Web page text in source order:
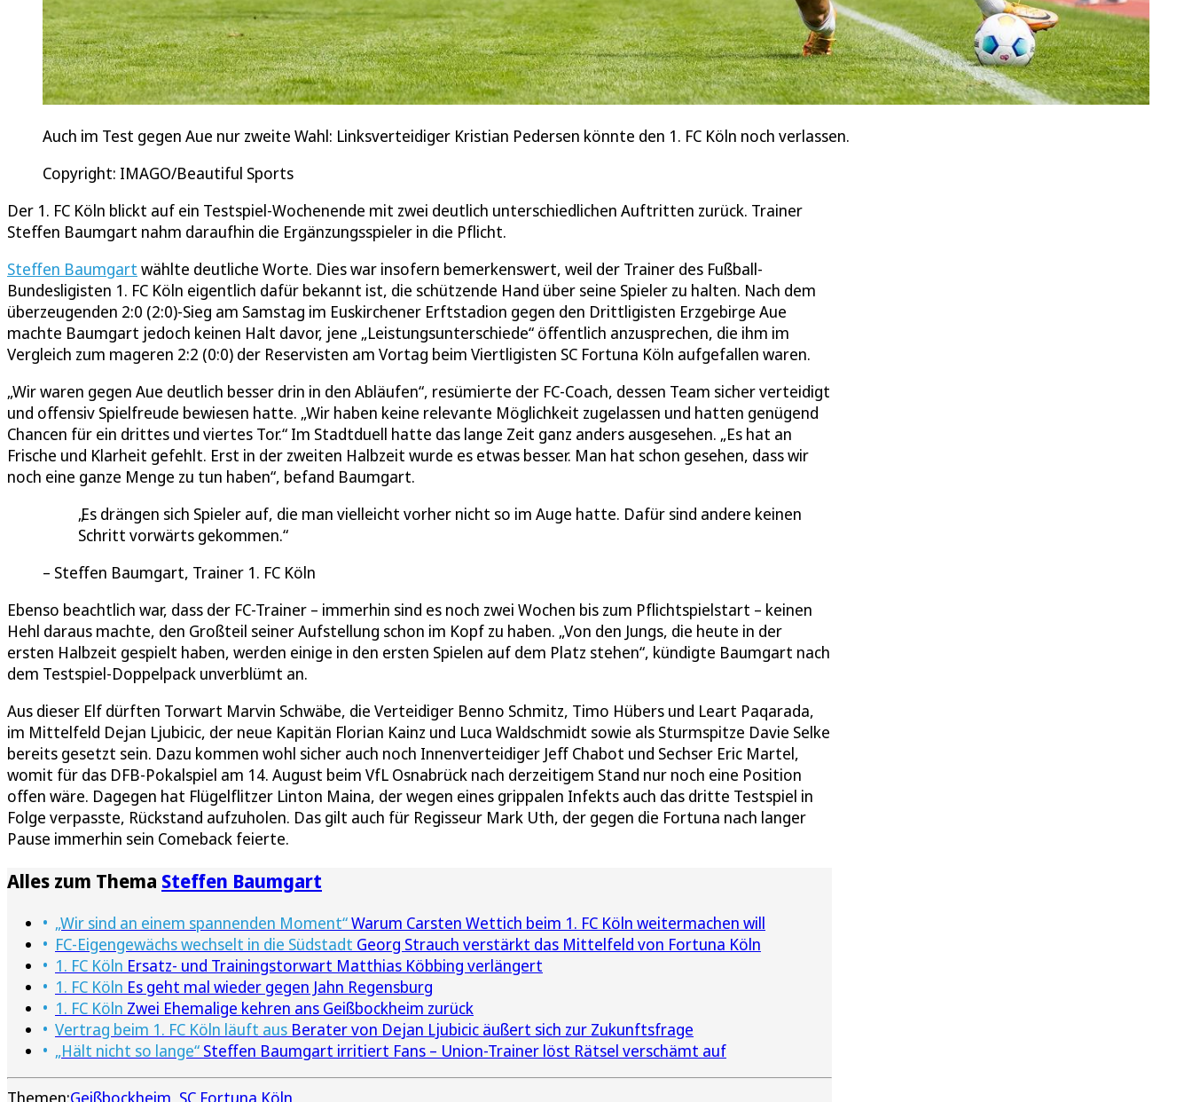
Auch im Test gegen Aue nur zweite Wahl: Linksverteidiger Kristian Pedersen könnte den 1. FC Köln noch verlassen.
Copyright: IMAGO/Beautiful Sports
Der 1. FC Köln blickt auf ein Testspiel-Wochenende mit zwei deutlich unterschiedlichen Auftritten zurück. Trainer
Steffen Baumgart nahm daraufhin die Ergänzungsspieler in die Pflicht.
Steffen Baumgart wählte deutliche Worte. Dies war insofern bemerkenswert, weil der Trainer des Fußball-
Bundesligisten 1. FC Köln eigentlich dafür bekannt ist, die schützende Hand über seine Spieler zu halten. Nach dem
überzeugenden 2:0 (2:0)-Sieg am Samstag im Euskirchener Erftstadion gegen den Drittligisten Erzgebirge Aue
machte Baumgart jedoch keinen Halt davor, jene „Leistungsunterschiede“ öffentlich anzusprechen, die ihm im
Vergleich zum mageren 2:2 (0:0) der Reservisten am Vortag beim Viertligisten SC Fortuna Köln aufgefallen waren.
„Wir waren gegen Aue deutlich besser drin in den Abläufen“, resümierte der FC-Coach, dessen Team sicher verteidigt
und offensiv Spielfreude bewiesen hatte. „Wir haben keine relevante Möglichkeit zugelassen und hatten genügend
Chancen für ein drittes und viertes Tor.“ Im Stadtduell hatte das lange Zeit ganz anders ausgesehen. „Es hat an
Frische und Klarheit gefehlt. Erst in der zweiten Halbzeit wurde es etwas besser. Man hat schon gesehen, dass wir
noch eine ganze Menge zu tun haben“, befand Baumgart.
Es drängen sich Spieler auf, die man vielleicht vorher nicht so im Auge hatte. Dafür sind andere keinen
Schritt vorwärts gekommen.
Steffen Baumgart, Trainer 1. FC Köln
Ebenso beachtlich war, dass der FC-Trainer – immerhin sind es noch zwei Wochen bis zum Pflichtspielstart – keinen
Hehl daraus machte, den Großteil seiner Aufstellung schon im Kopf zu haben. „Von den Jungs, die heute in der
ersten Halbzeit gespielt haben, werden einige in den ersten Spielen auf dem Platz stehen“, kündigte Baumgart nach
dem Testspiel-Doppelpack unverblümt an.
Aus dieser Elf dürften Torwart Marvin Schwäbe, die Verteidiger Benno Schmitz, Timo Hübers und Leart Paqarada,
im Mittelfeld Dejan Ljubicic, der neue Kapitän Florian Kainz und Luca Waldschmidt sowie als Sturmspitze Davie Selke
bereits gesetzt sein. Dazu kommen wohl sicher auch noch Innenverteidiger Jeff Chabot und Sechser Eric Martel,
womit für das DFB-Pokalspiel am 14. August beim VfL Osnabrück nach derzeitigem Stand nur noch eine Position
offen wäre. Dagegen hat Flügelflitzer Linton Maina, der wegen eines grippalen Infekts auch das dritte Testspiel in
Folge verpasste, Rückstand aufzuholen. Das gilt auch für Regisseur Mark Uth, der gegen die Fortuna nach langer
Pause immerhin sein Comeback feierte.
Alles zum Thema Steffen Baumgart
„Wir sind an einem spannenden Moment“Warum Carsten Wettich beim 1. FC Köln weitermachen will
FC-Eigengewächs wechselt in die Südstadt Georg Strauch verstärkt das Mittelfeld von Fortuna Köln
1. FC Köln Ersatz- und Trainingstorwart Matthias Köbbing verlängert
1. FC Köln Es geht mal wieder gegen Jahn Regensburg
1. FC Köln Zwei Ehemalige kehren ans Geißbockheim zurück
Vertrag beim 1. FC Köln läuft aus Berater von Dejan Ljubicic äußert sich zur Zukunftsfrage
„Hält nicht so lange“ Steffen Baumgart irritiert Fans – Union-Trainer löst Rätsel verschämt auf
Themen:Geißbockheim SC Fortuna Köln